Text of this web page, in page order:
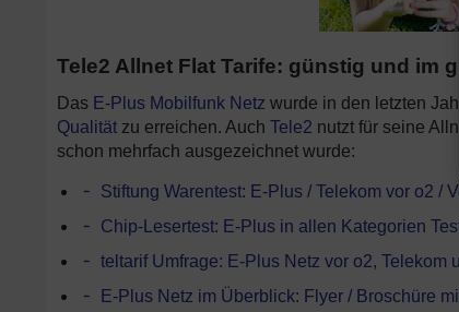
Tele2 Allnet Flat Tarife: günstig und im
Das E-Plus Mobilfunk Netz wurde in den letzten
Qualität zu erreichen. Auch Tele2 nutzt für seine
schon mehrfach ausgezeichnet wurde:
Stiftung Warentest: E-Plus / Telekom vor o2 /
Chip-Lesertest: E-Plus in allen Kategorien
teltarif Umfrage: E-Plus Netz vor o2, Telekom
E-Plus Netz im Überblick: Flyer / Broschüre